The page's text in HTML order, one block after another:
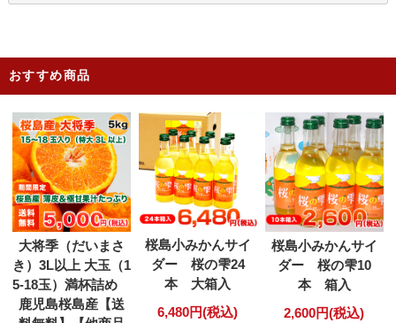
おすすめ商品
大将季（だいまさ
き）3L以上 大玉（1
5-18玉）満杯詰め
鹿児島桜島産【送
桜島小みかんサイ
ダー 桜の雫24
本 大箱入
6,480円(税込)
桜島小みかんサイ
ダー 桜の雫10
本 箱入
2,600円(税込)